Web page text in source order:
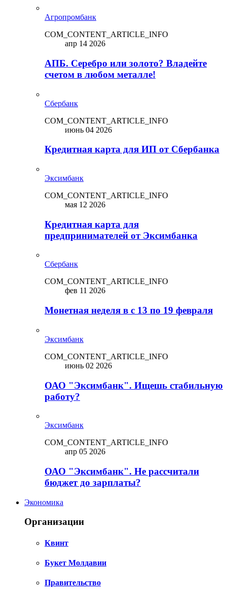
Агропромбанк
COM_CONTENT_ARTICLE_INFO
апр 14 2026
АПБ. Серебро или золото? Владейте
счетом в любом металле!
Сбербанк
COM_CONTENT_ARTICLE_INFO
июнь 04 2026
Кредитная карта для ИП от Сбербанка
Эксимбанк
COM_CONTENT_ARTICLE_INFO
мая 12 2026
Кредитная карта для
предпринимателей от Эксимбанка
Сбербанк
COM_CONTENT_ARTICLE_INFO
фев 11 2026
Монетная неделя в с 13 по 19 февраля
Эксимбанк
COM_CONTENT_ARTICLE_INFO
июнь 02 2026
ОАО "Эксимбанк". Ищешь стабильную
работу?
Эксимбанк
COM_CONTENT_ARTICLE_INFO
апр 05 2026
ОАО "Эксимбанк". Не рассчитали
бюджет до зарплаты?
Экономика
Организации
Квинт
Букет Молдавии
Правительство